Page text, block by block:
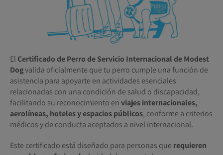
El Certificado de Perro de Servicio Internacional de Modest
Dogvalida oficialmente que tu perro cumple una función de
asistencia para apoyarte en actividades esenciales
relacionadas con una condición de salud o discapacidad,
facilitando su reconocimiento enviajes internacionales,
aerolíneas, hoteles y espacios públicos, conforme a criterios
médicos y de conducta aceptados a nivel internacional.
Este certificado está diseñado para personas que requieren